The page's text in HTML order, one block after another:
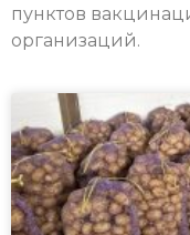
пунктов
организаций.